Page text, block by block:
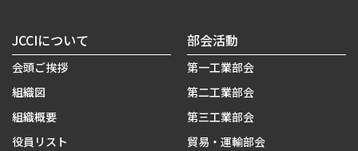
JCCIについて
会頭ご挨拶
組織図
組織概要
役員リスト
部会活動
第一工業部会
第二工業部会
第三工業部会
貿易・運輸部会